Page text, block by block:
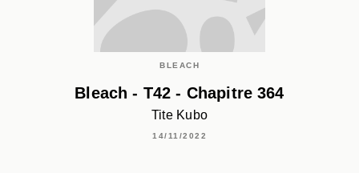
BLEACH
Bleach - T42 - Chapitre 364
Tite Kubo
14/11/2022